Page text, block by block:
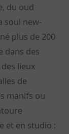
du oud
soul new-
plus de 200
dans des
lieux
de
manifs ou
et en studio :